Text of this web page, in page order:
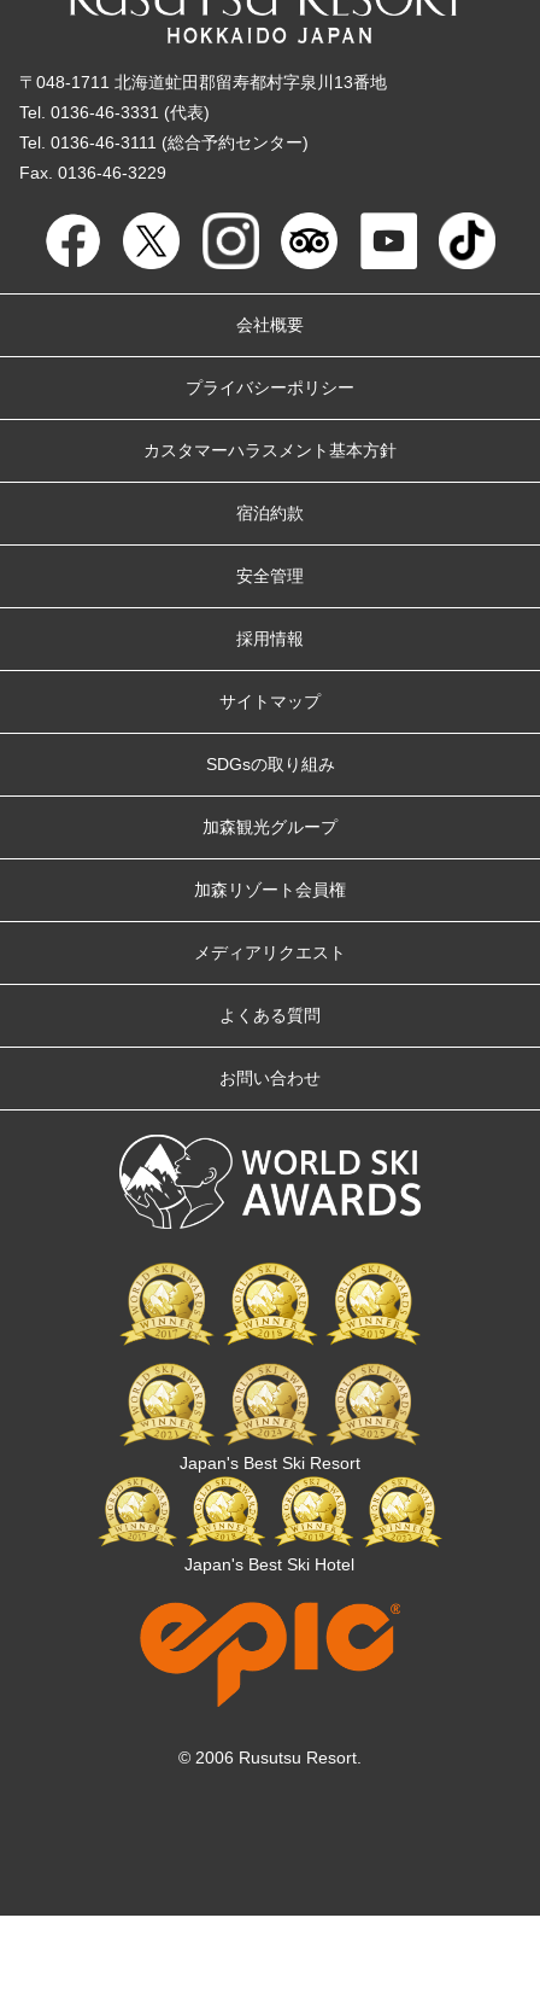
〒048-1711 北海道虻田郡留寿都村字泉川13番地
Tel. 0136-46-3331 (代表)
Tel. 0136-46-3111 (総合予約センター)
Fax. 0136-46-3229
Japan's Best Ski Resort
Japan's Best Ski Hotel
会社概要
プライバシーポリシー
カスタマーハラスメント基本方針
宿泊約款
安全管理
採用情報
サイトマップ
SDGsの取り組み
加森観光グループ
加森リゾート会員権
メディアリクエスト
よくある質問
お問い合わせ
© 2006 Rusutsu Resort.